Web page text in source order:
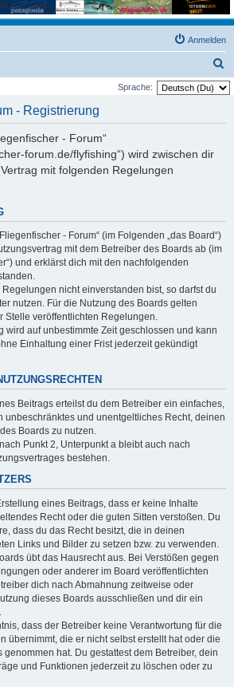
Anmelden
u
Sprache:
- Registrierung
- Forum“
forum.de/flyfishing“) wird zwischen dir
mit folgenden Regelungen
- Forum“ (im Folgenden „das Board“)
mit dem Betreiber des Boards ab (im
und erklärst dich mit den nachfolgenden
nicht einverstanden bist, so darfst du
nutzen. Für die Nutzung des Boards gelten
Stelle veröffentlichten Regelungen.
wird auf unbestimmte Zeit geschlossen und kann
Einhaltung einer Frist jederzeit gekündigt
Beitrags erteilst du dem Betreiber ein einfaches,
unbeschränktes und unentgeltliches Recht, deinen
Boards zu nutzen.
Punkt 2, Unterpunkt a bleibt auch nach
bestehen.
eines Beitrags, dass er keine Inhalte
Recht oder die guten Sitten verstoßen. Du
dass du das Recht besitzt, die in deinen
Links und Bilder zu setzen bzw. zu verwenden.
übt das Hausrecht aus. Bei Verstößen gegen
oder anderer im Board veröffentlichten
dich nach Abmahnung zeitweise oder
dieses Boards ausschließen und dir ein
dass der Betreiber keine Verantwortung für die
übernimmt, die er nicht selbst erstellt hat oder die
genommen hat. Du gestattest dem Betreiber, dein
und Funktionen jederzeit zu löschen oder zu